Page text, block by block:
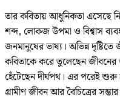
তার কবিতায় আধুনিকতা এসেছে
শব্দ, লোকজ উপমা ও বিশ্বাস
জনমানুষের ভাষ্য। অভিন্ন
কবিতাকে করে তুলেছেন জীবনের
হেঁটেছেন দীর্ঘপথ। এর পরেই শুরু
গ্রামীণ জীবন আর বৈচিত্রের